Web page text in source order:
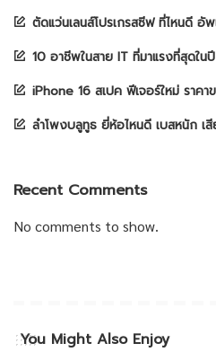
ตัดแว่นเลนส์โปรเกรสซีฟ ที่ไหนดี อั
10 อาชีพในสาย IT ที่มาแรงที่สุดใ
iPhone 16 สเปค ฟีเจอร์ใหม่ ราคา
ลำโพงบลูทูธ ยี่ห้อไหนดี เบสหนัก
Recent Comments
No comments to show.
You Might Also Enjoy